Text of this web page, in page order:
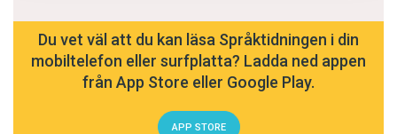
Du vet väl att du kan läsa Språktidningen i din
mobiltelefon eller surfplatta? Ladda ned appen
från App Store eller Google Play.
APP STORE